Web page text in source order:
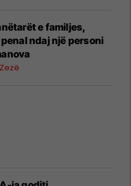
e familjes,
ndaj një personi